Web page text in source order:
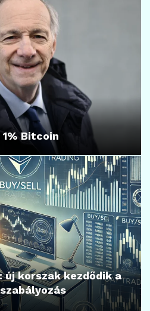
1% Bitcoin
új korszak kezdődik a